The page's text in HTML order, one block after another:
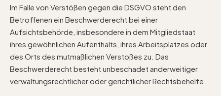
Im Falle von Verstößen gegen die DSGVO steht den
Betroffenen ein Beschwerderecht bei einer
Aufsichtsbehörde, insbesondere in dem Mitgliedstaat
ihres gewöhnlichen Aufenthalts, ihres Arbeitsplatzes oder
des Orts des mutmaßlichen Verstoßes zu. Das
Beschwerderecht besteht unbeschadet anderweitiger
verwaltungsrechtlicher oder gerichtlicher Rechtsbehelfe.